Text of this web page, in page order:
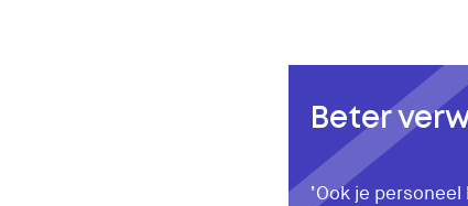
Beter
‘Ook je